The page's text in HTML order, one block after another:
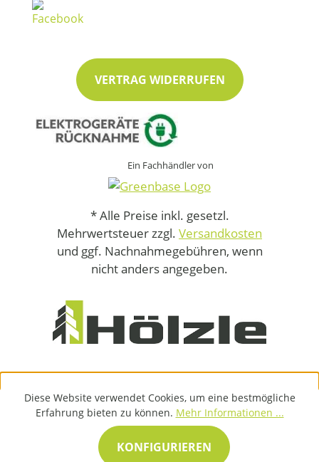
VERTRAG WIDERRUFEN
Ein Fachhändler von
* Alle Preise inkl. gesetzl.
Mehrwertsteuer zzgl. Versandkosten
und ggf. Nachnahmegebühren, wenn
nicht anders angegeben.
Diese Website verwendet Cookies, um eine bestmögliche
Erfahrung bieten zu können. Mehr Informationen ...
KONFIGURIEREN